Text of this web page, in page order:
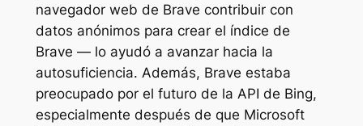
navegador web de Brave contribuir con
datos anónimos para crear el índice de
Brave — lo ayudó a avanzar hacia la
autosuficiencia. Además, Brave estaba
preocupado por el futuro de la API de Bing,
especialmente después de que Microsoft